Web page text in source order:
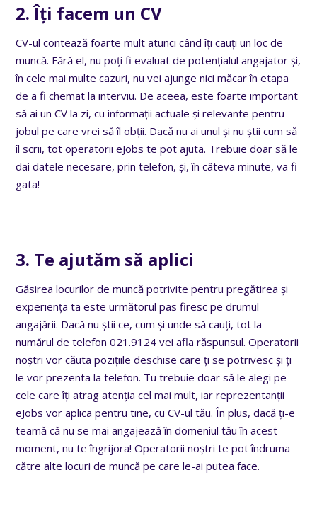
2. Îți facem un CV
CV-ul contează foarte mult atunci când îți cauți un loc de
muncă. Fără el, nu poți fi evaluat de potențialul angajator și,
în cele mai multe cazuri, nu vei ajunge nici măcar în etapa
de a fi chemat la interviu. De aceea, este foarte important
să ai un CV la zi, cu informații actuale și relevante pentru
jobul pe care vrei să îl obții. Dacă nu ai unul și nu știi cum să
îl scrii, tot operatorii eJobs te pot ajuta. Trebuie doar să le
dai datele necesare, prin telefon, și, în câteva minute, va fi
gata!
3. Te ajutăm să aplici
Găsirea locurilor de muncă potrivite pentru pregătirea și
experiența ta este următorul pas firesc pe drumul
angajării. Dacă nu știi ce, cum și unde să cauți, tot la
numărul de telefon 021.9124 vei afla răspunsul. Operatorii
noștri vor căuta pozițiile deschise care ți se potrivesc și ți
le vor prezenta la telefon. Tu trebuie doar să le alegi pe
cele care îți atrag atenția cel mai mult, iar reprezentanții
eJobs vor aplica pentru tine, cu CV-ul tău. În plus, dacă ți-e
teamă că nu se mai angajează în domeniul tău în acest
moment, nu te îngrijora! Operatorii noștri te pot îndruma
către alte locuri de muncă pe care le-ai putea face.